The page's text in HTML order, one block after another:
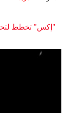
"إكس" تخطط